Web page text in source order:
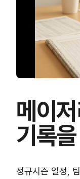
메이
기록을
정규시즌 일정,